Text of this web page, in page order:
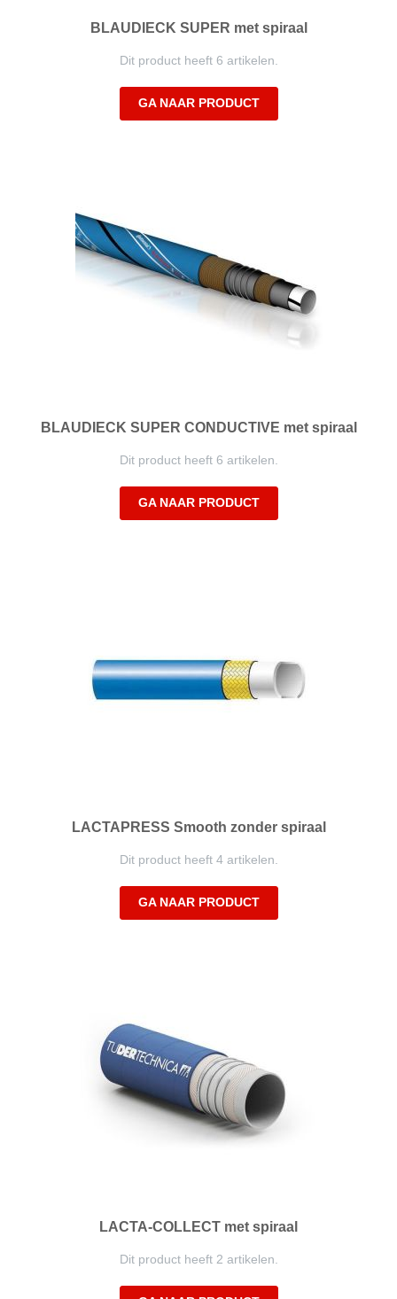
BLAUDIECK SUPER met spiraal
Dit product heeft 6 artikelen.
GA NAAR PRODUCT
BLAUDIECK SUPER CONDUCTIVE met spiraal
Dit product heeft 6 artikelen.
GA NAAR PRODUCT
LACTAPRESS Smooth zonder spiraal
Dit product heeft 4 artikelen.
GA NAAR PRODUCT
LACTA-COLLECT met spiraal
Dit product heeft 2 artikelen.